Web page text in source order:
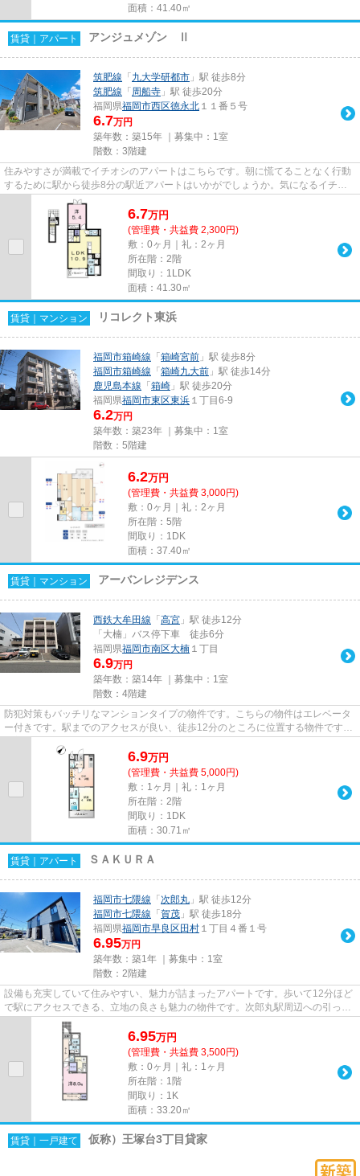
面積：41.40㎡
賃貸｜アパート アンジュメゾン Ⅱ
筑肥線 「 九大学研都市 」駅 徒歩8分
筑肥線 「 周船寺 」駅 徒歩20分
福岡県福岡市西区徳永北 １１番５号
6.7万円
築年数：築15年 ｜募集中： 1室
階数：3階建
住みやすさが満載でイチオシのアパートはこちらです。朝に慌てることなく行動
するために駅から徒歩8分の駅近アパートはいかがでしょうか。気になるイチオ
シ物件情報：「アンジュメゾン...
6.7万円
(管理費・共益費 2,300円)
敷：0ヶ月｜礼：2ヶ月
所在階：2階
間取り：1LDK
面積：41.30㎡
賃貸｜マンション リコレクト東浜
福岡市箱崎線 「 箱崎宮前 」駅 徒歩8分
福岡市箱崎線 「 箱崎九大前 」駅 徒歩14分
鹿児島本線 「 箱崎 」駅 徒歩20分
福岡県福岡市東区東浜 １丁目6-9
6.2万円
築年数：築23年 ｜募集中： 1室
階数：5階建
6.2万円
(管理費・共益費 3,000円)
敷：0ヶ月｜礼：2ヶ月
所在階：5階
間取り：1DK
面積：37.40㎡
賃貸｜マンション アーバンレジデンス
西鉄大牟田線 「 高宮 」駅 徒歩12分
「大楠」バス停下車 徒歩6分
福岡県福岡市南区大楠 １丁目
6.9万円
築年数：築14年 ｜募集中： 1室
階数：4階建
防犯対策もバッチリなマンションタイプの物件です。こちらの物件はエレベータ
ー付きです。駅までのアクセスが良い、徒歩12分のところに位置する物件です。
6.9万円
(管理費・共益費 5,000円)
敷：1ヶ月｜礼：1ヶ月
所在階：2階
間取り：1DK
面積：30.71㎡
賃貸｜アパート ＳＡＫＵＲＡ
福岡市七隈線 「 次郎丸 」駅 徒歩12分
福岡市七隈線 「 賀茂 」駅 徒歩18分
福岡県福岡市早良区 田村 １丁目４番１号
6.95万円
築年数：築1年 ｜募集中： 1室
階数：2階建
設備も充実していて住みやすい、魅力が詰まったアパートです。歩いて12分ほど
で駅にアクセスできる、立地の良さも魅力の物件です。次郎丸駅周辺への引っ越
しをお考えなら「SAKURA」。...
6.95万円
(管理費・共益費 3,500円)
敷：0ヶ月｜礼：1ヶ月
所在階：1階
間取り：1K
面積：33.20㎡
賃貸｜一戸建て 仮称）王塚台3丁目貸家